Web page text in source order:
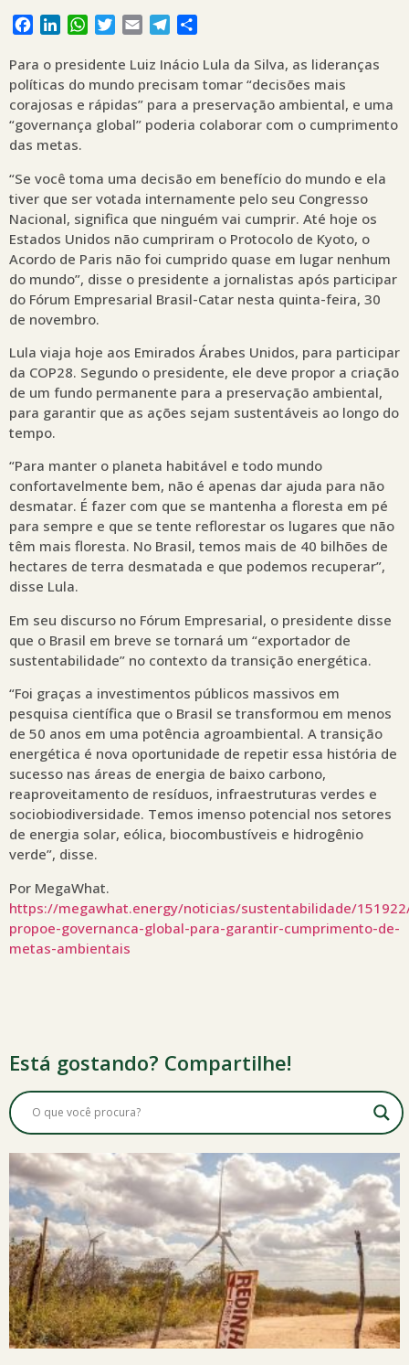
Facebook
LinkedInWhatsApp
Twitter
Email Telegram
Para o presidente Luiz Inácio Lula da Silva, as lideranças
políticas do mundo precisam tomar “decisões mais
corajosas e rápidas” para a preservação ambiental, e uma
“governança global” poderia colaborar com o cumprimento
das metas.
“Se você toma uma decisão em benefício do mundo e ela
tiver que ser votada internamente pelo seu Congresso
Nacional, significa que ninguém vai cumprir. Até hoje os
Estados Unidos não cumpriram o Protocolo de Kyoto, o
Acordo de Paris não foi cumprido quase em lugar nenhum
do mundo”, disse o presidente a jornalistas após participar
do Fórum Empresarial Brasil-Catar nesta quinta-feira, 30
de novembro.
Lula viaja hoje aos Emirados Árabes Unidos, para participar
da COP28. Segundo o presidente, ele deve propor a criação
de um fundo permanente para a preservação ambiental,
para garantir que as ações sejam sustentáveis ao longo do
tempo.
“Para manter o planeta habitável e todo mundo
confortavelmente bem, não é apenas dar ajuda para não
desmatar. É fazer com que se mantenha a floresta em pé
para sempre e que se tente reflorestar os lugares que não
têm mais floresta. No Brasil, temos mais de 40 bilhões de
hectares de terra desmatada e que podemos recuperar”,
disse Lula.
Em seu discurso no Fórum Empresarial, o presidente disse
que o Brasil em breve se tornará um “exportador de
sustentabilidade” no contexto da transição energética.
“Foi graças a investimentos públicos massivos em
pesquisa científica que o Brasil se transformou em menos
de 50 anos em uma potência agroambiental. A transição
energética é nova oportunidade de repetir essa história de
sucesso nas áreas de energia de baixo carbono,
reaproveitamento de resíduos, infraestruturas verdes e
sociobiodiversidade. Temos imenso potencial nos setores
de energia solar, eólica, biocombustíveis e hidrogênio
verde”, disse.
Por MegaWhat.
https://megawhat.energy/noticias/sustentabilidade/
propoe-governanca-global-para-garantir-cumprimento-de-
metas-ambientais
Está gostando? Compartilhe!